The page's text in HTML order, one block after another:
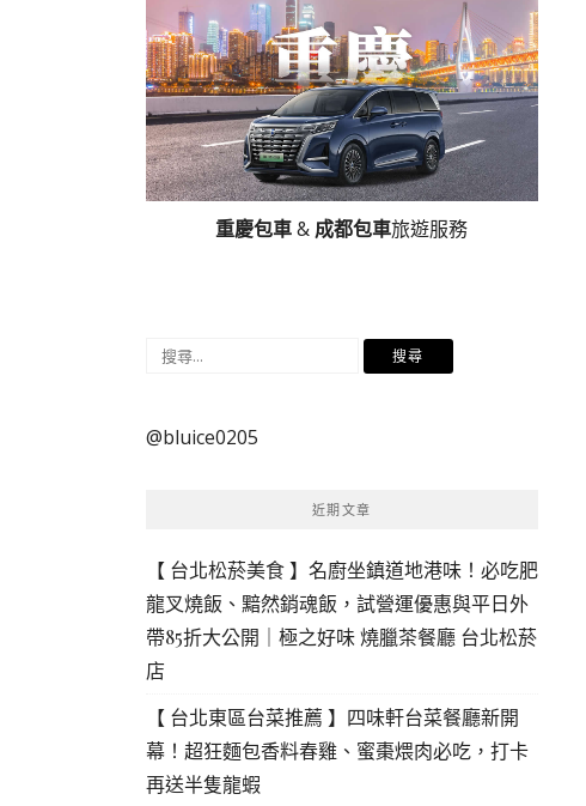
重慶包車& 成都包車旅遊服務
搜
鍵
@bluice0205
近期文章
【 台北松菸美食 】名廚坐鎮道地港味！必吃肥
龍叉燒飯、黯然銷魂飯，試營運優惠與平日外
帶85折大公開｜極之好味 燒臘茶餐廳 台北松菸
店
【 台北東區台菜推薦 】四味軒台菜餐廳新開
幕！超狂麵包香料春雞、蜜棗煨肉必吃，打卡
再送半隻龍蝦